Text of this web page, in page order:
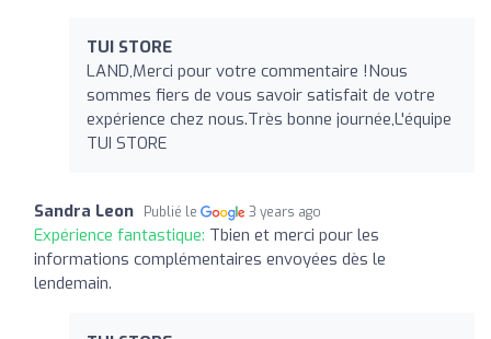
TUI STORE
LAND,Merci pour votre commentaire !Nous
sommes fiers de vous savoir satisfait de votre
expérience chez nous.Très bonne journée,L'équipe
TUI STORE
Sandra Leon Publié le 3 years ago
Expérience fantastique: Tbien et merci pour les
informations complémentaires envoyées dès le
lendemain.